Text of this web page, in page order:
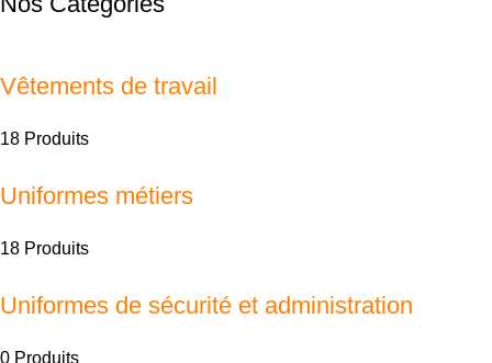
Vêtements de travail
18 Produits
Uniformes métiers
18 Produits
Uniformes de sécurité et administration
0 Produits